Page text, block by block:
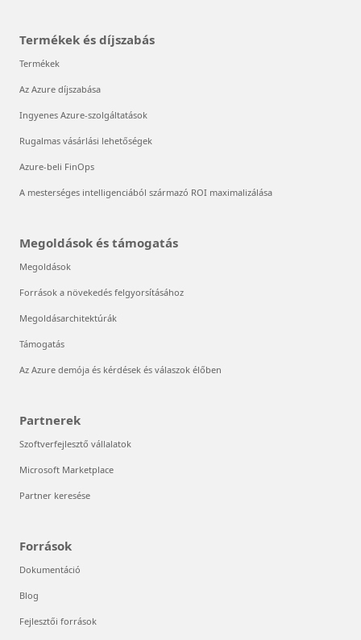
Termékek és díjszabás
Termékek
Az Azure díjszabása
Ingyenes Azure-szolgáltatások
Rugalmas vásárlási lehetőségek
Azure-beli FinOps
A mesterséges intelligenciából származó ROI maximalizálása
Megoldások és támogatás
Megoldások
Források a növekedés felgyorsításához
Megoldásarchitektúrák
Támogatás
Az Azure demója és kérdések és válaszok élőben
Partnerek
Szoftverfejlesztő vállalatok
Microsoft Marketplace
Partner keresése
Források
Dokumentáció
Blog
Fejlesztői források